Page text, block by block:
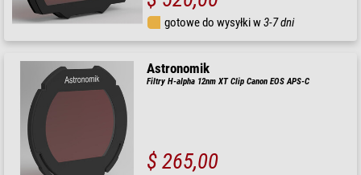
gotowe do wysyłki w3-7 dni
Astronomik
Filtry H-alpha 12nm XT Clip Canon EOS APS-C
$ 265,00